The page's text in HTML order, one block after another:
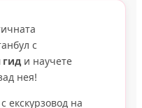
с
гид и научете
нея!
екскурзовод на